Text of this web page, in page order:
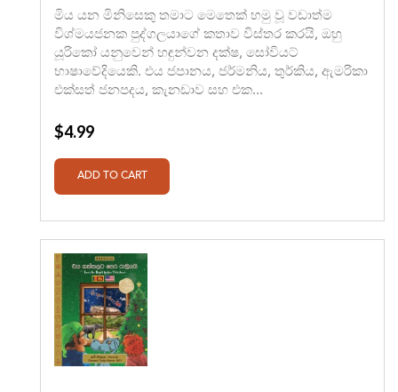
මිය යන මිනිසෙකු තමාට මෙතෙක් හමු වූ වඩාත්ම
විශ්මයජනක පුද්ගලයාගේ කතාව විස්තර කරයි, ඔහු
යූරිකෝ යනුවෙන් හඳුන්වන දක්ෂ, සෝවියට්
භාෂාවේදියෙකි. එය ජපානය, ජර්මනිය, තුර්කිය, ඇමරිකා
එක්සත් ජනපදය, කැනඩාව සහ එක...
$4.99